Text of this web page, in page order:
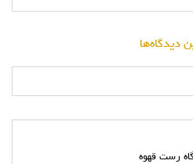
دیدگاه‌ها
رست قهوه